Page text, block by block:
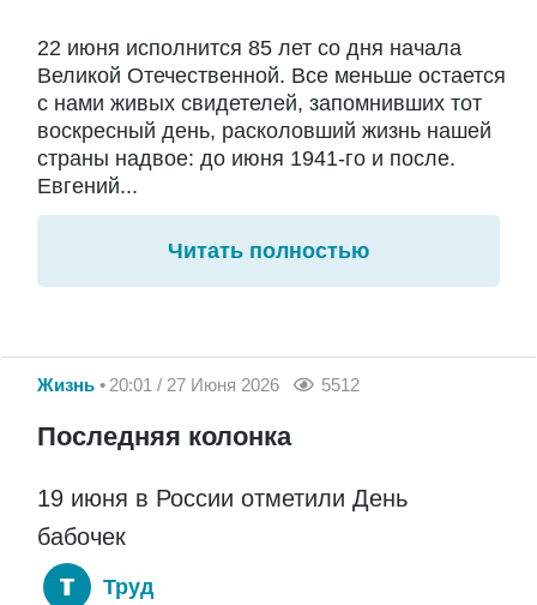
22 июня исполнится 85 лет со дня начала
Великой Отечественной. Все меньше остается
с нами живых свидетелей, запомнивших тот
воскресный день, расколовший жизнь нашей
страны надвое: до июня 1941-го и после.
Евгений...
Читать полностью
Жизнь 20:01 / 27 Июня 2026 5512
Последняя колонка
19 июня в России отметили День
бабочек
Труд